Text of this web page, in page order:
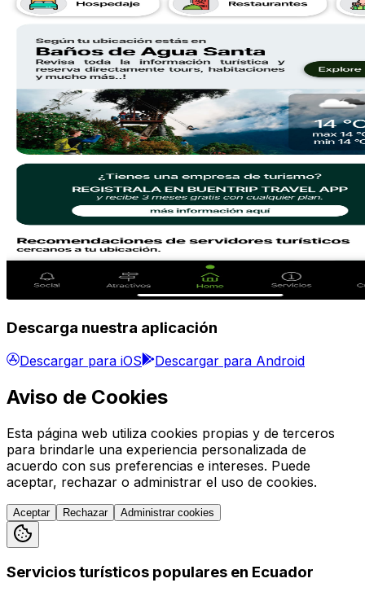
Descarga nuestra aplicación
Descargar para iOS Descargar para Android
Aviso de Cookies
Esta página web utiliza cookies propias y de terceros
para brindarle una experiencia personalizada de
acuerdo con sus preferencias e intereses. Puede
aceptar, rechazar o administrar el uso de cookies.
Aceptar Rechazar Administrar cookies
Servicios turísticos populares en Ecuador